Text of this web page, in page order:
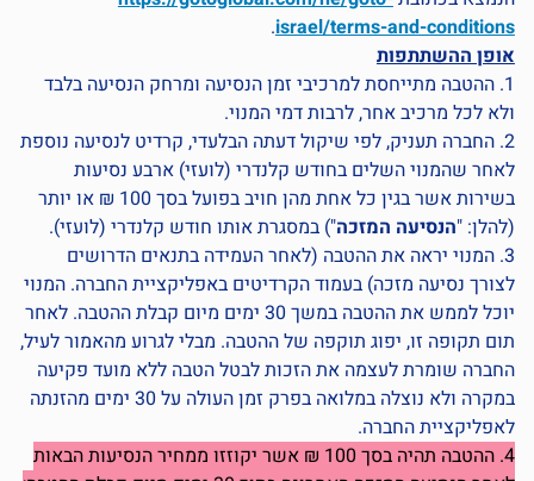
israel/terms-and-conditions
.
אופן ההשתתפות
1. ההטבה מתייחסת למרכיבי זמן הנסיעה ומרחק הנסיעה בלבד
ולא לכל מרכיב אחר, לרבות דמי המנוי.
2. החברה תעניק, לפי שיקול דעתה הבלעדי, קרדיט לנסיעה נוספת
לאחר שהמנוי השלים בחודש קלנדרי (לועזי) ארבע נסיעות
בשירות אשר בגין כל אחת מהן חויב בפועל בסך 100 ₪ או יותר
(להלן: "הנסיעה המזכה") במסגרת אותו חודש קלנדרי (לועזי).
3. המנוי יראה את ההטבה (לאחר העמידה בתנאים הדרושים
לצורך נסיעה מזכה) בעמוד הקרדיטים באפליקציית החברה. המנוי
יוכל לממש את ההטבה במשך 30 ימים מיום קבלת ההטבה. לאחר
תום תקופה זו, יפוג תוקפה של ההטבה. מבלי לגרוע מהאמור לעיל,
החברה שומרת לעצמה את הזכות לבטל הטבה ללא מועד פקיעה
במקרה ולא נוצלה במלואה בפרק זמן העולה על 30 ימים מהזנתה
לאפליקציית החברה.
4. ההטבה תהיה בסך 100 ₪ אשר יקוזזו ממחיר הנסיעות הבאות